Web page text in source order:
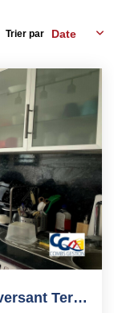
Trier par
Appartement 4 Pièces 78 M² Traversant Terrasse Parking...